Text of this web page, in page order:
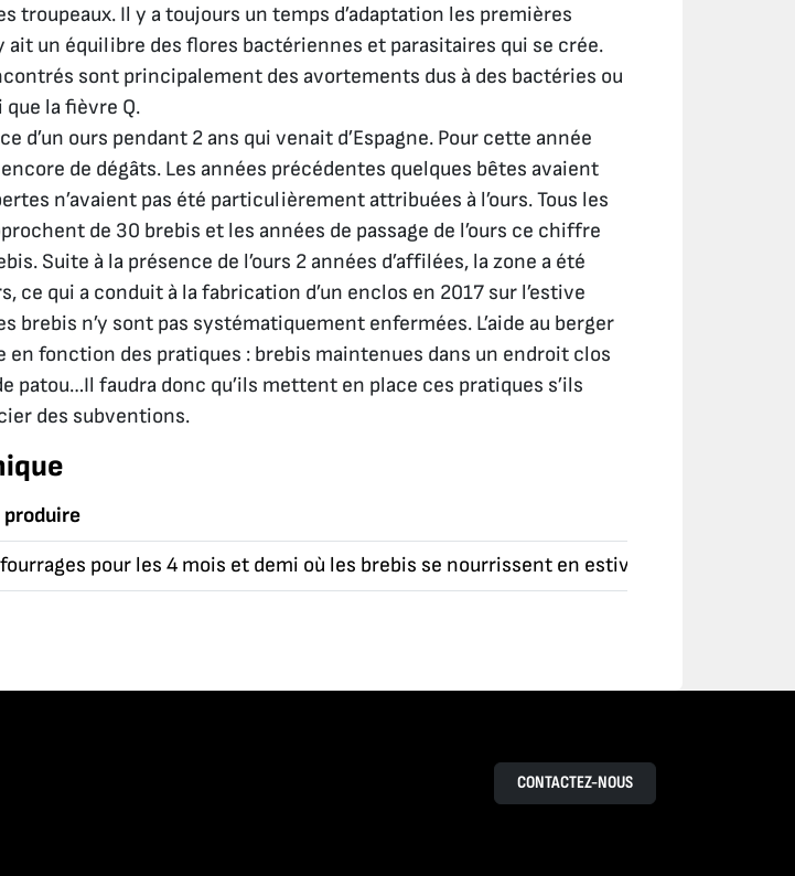
troupeaux. Il y a toujours un temps d’adaptation les premières
ait un équilibre des flores bactériennes et parasitaires qui se crée.
sont principalement des avortements dus à des bactéries ou
la fièvre Q.
d’un ours pendant 2 ans qui venait d’Espagne. Pour cette année
encore de dégâts. Les années précédentes quelques bêtes avaient
n’avaient pas été particulièrement attribuées à l’ours. Tous les
de 30 brebis et les années de passage de l’ours ce chiffre
Suite à la présence de l’ours 2 années d’affilées, la zone a été
ce qui a conduit à la fabrication d’un enclos en 2017 sur l’estive
brebis n’y sont pas systématiquement enfermées. L’aide au berger
en fonction des pratiques : brebis maintenues dans un endroit clos
patou…Il faudra donc qu’ils mettent en place ces pratiques s’ils
des subventions.
produire
pour les 4 mois et demi où les brebis se nourrissent en estive soit 12,5 ha de
CONTACTEZ-NOUS